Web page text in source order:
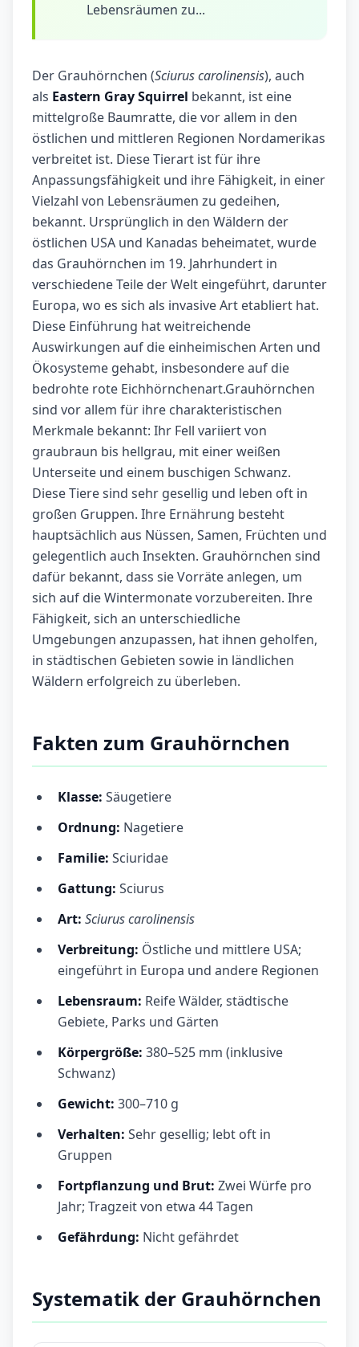
Lebensräumen zu...
Der Grauhörnchen (Sciurus carolinensis), auch
als Eastern Gray Squirrel bekannt, ist eine
mittelgroße Baumratte, die vor allem in den
östlichen und mittleren Regionen Nordamerikas
verbreitet ist. Diese Tierart ist für ihre
Anpassungsfähigkeit und ihre Fähigkeit, in einer
Vielzahl von Lebensräumen zu gedeihen,
bekannt. Ursprünglich in den Wäldern der
östlichen USA und Kanadas beheimatet, wurde
das Grauhörnchen im 19. Jahrhundert in
verschiedene Teile der Welt eingeführt, darunter
Europa, wo es sich als invasive Art etabliert hat.
Diese Einführung hat weitreichende
Auswirkungen auf die einheimischen Arten und
Ökosysteme gehabt, insbesondere auf die
bedrohte rote Eichhörnchenart.Grauhörnchen
sind vor allem für ihre charakteristischen
Merkmale bekannt: Ihr Fell variiert von
graubraun bis hellgrau, mit einer weißen
Unterseite und einem buschigen Schwanz.
Diese Tiere sind sehr gesellig und leben oft in
großen Gruppen. Ihre Ernährung besteht
hauptsächlich aus Nüssen, Samen, Früchten und
gelegentlich auch Insekten. Grauhörnchen sind
dafür bekannt, dass sie Vorräte anlegen, um
sich auf die Wintermonate vorzubereiten. Ihre
Fähigkeit, sich an unterschiedliche
Umgebungen anzupassen, hat ihnen geholfen,
in städtischen Gebieten sowie in ländlichen
Wäldern erfolgreich zu überleben.
Fakten zum Grauhörnchen
Klasse: Säugetiere
Ordnung: Nagetiere
Familie: Sciuridae
Gattung: Sciurus
Art: Sciurus carolinensis
Verbreitung: Östliche und mittlere USA;
eingeführt in Europa und andere Regionen
Lebensraum: Reife Wälder, städtische
Gebiete, Parks und Gärten
Körpergröße: 380–525 mm (inklusive
Schwanz)
Gewicht: 300–710 g
Verhalten: Sehr gesellig; lebt oft in
Gruppen
Fortpflanzung und Brut: Zwei Würfe pro
Jahr; Tragzeit von etwa 44 Tagen
Gefährdung: Nicht gefährdet
Systematik der Grauhörnchen